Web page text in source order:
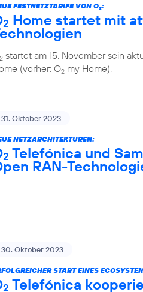
FESTNETZTARIFE VON O2:
2 Home startet mit
2 startet am 15. November sein
(vorher: O2 my Home).
31. Oktober 2023
NETZARCHITEKTUREN:
2 Telefónica und
RAN-
30. Oktober 2023
START EINES
2 Telefónica